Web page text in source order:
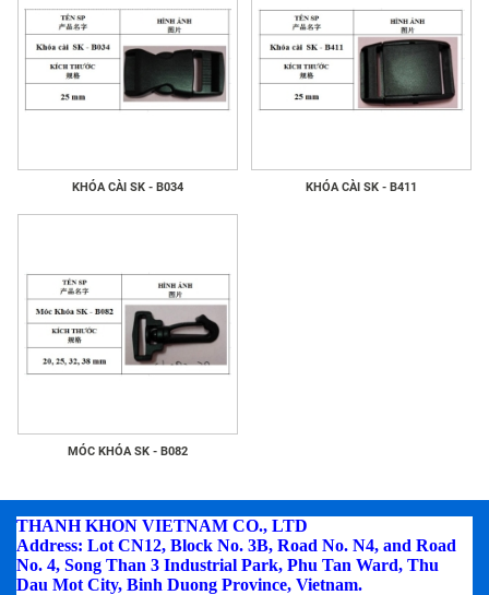
KHÓA CÀI SK - B034 KHÓA CÀI SK - B411
MÓC KHÓA SK - B082
THANH KHON VIETNAM CO., LTD
Address: Lot CN12, Block No. 3B, Road No. N4, and Road
No. 4, Song Than 3 Industrial Park, Phu Tan Ward, Thu
Dau Mot City, Binh Duong Province, Vietnam.